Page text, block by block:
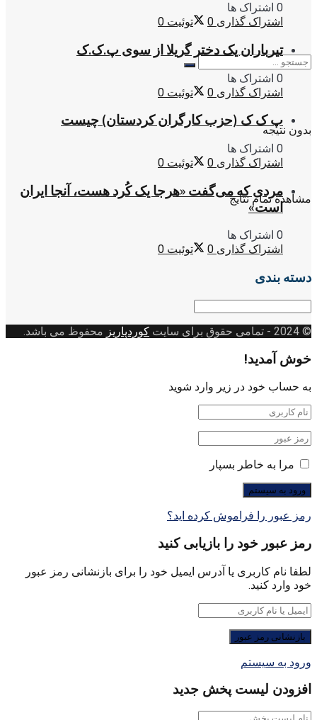
بدون نتیجه
مشاهده تمام نتایج
0 اشتراک ها
اشتراک گذاری 0 توئیت 0
تیرباران یک دختر گریلا از سوی پ.ک.ک
0 اشتراک ها
اشتراک گذاری 0 توئیت 0
پ ک ک (حزب کارگران کردستان) چیست
0 اشتراک ها
اشتراک گذاری 0 توئیت 0
مردی که می‌گفت «هرجا یک کُرد هست، آنجا ایران
است»
0 اشتراک ها
اشتراک گذاری 0 توئیت 0
دسته بندی
دسته
© 2024
- تمامی حقوق برای سایت کوردپاریز محفوظ می باشد.
خوش آمدید!
به حساب خود در زیر وارد شوید
مرا به خاطر بسپار
رمز عبور را فراموش کرده اید؟
رمز عبور خود را بازیابی کنید
لطفا نام کاربری یا آدرس ایمیل خود را برای بازنشانی رمز عبور
خود وارد کنید.
ورود به سیستم
افزودن لیست پخش جدید